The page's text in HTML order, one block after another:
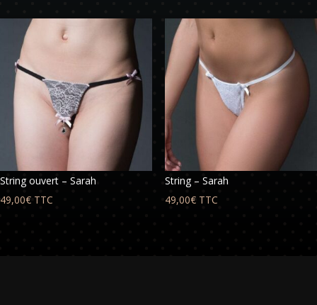
String ouvert – Sarah
49,00€ TTC
String – Sarah
49,00€ TTC